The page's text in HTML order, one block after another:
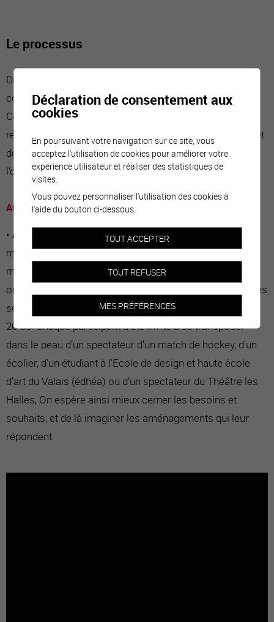
Le processus
Différents bureaux spécialisés, différents mais
complémentaires, travaillent au futur visage de
Condémines sous l'égide d'un comité de pilotage. La
réalisation se fera par étapes, en fonction des priorités et
des possibilités. Chaque projet, chaque secteur feront
l'objet d'études détaillées.
Ateliers participatifs de 2019
• Atelier en jeux de rôles, novembre 2019.
mieux pour cerner les besoins d’un quartier que de se
mettre à la place de ses futurs utilisateurs ? Les
organisateurs ont choisi la formule du jeu de rôle pour les
seconds ateliers participatifs liés au projet Condémines
20-30. Chaque participant a été invité à se transposer
dans le peau d’un spectateur d'un match de hockey, d'un
écolier, d'un étudiant à l'Ecole de design et haute école
d’art du Valais (édhéa) ou d'un spectateur du Théâtre les
Halles, On espère ainsi mieux cerner les besoins et
souhaits, et de là imaginer les aménagements qui leur
répondent.
Déclaration de consentement aux
cookies
En poursuivant votre navigation sur ce site, vous
acceptez l'utilisation de cookies pour améliorer votre
expérience utilisateur et réaliser des statistiques de
visites.
Vous pouvez personnaliser l'utilisation des cookies à
l'aide du bouton ci-dessous.
TOUT ACCEPTER
TOUT REFUSER
MES PRÉFÉRENCES